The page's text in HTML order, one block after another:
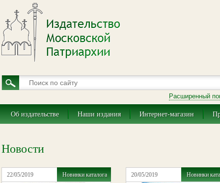
Расширенный
Об издательстве Наши издания Интернет-магазин
Новости
22/05/2019 Новинки каталога 20/05/2019 Новинки